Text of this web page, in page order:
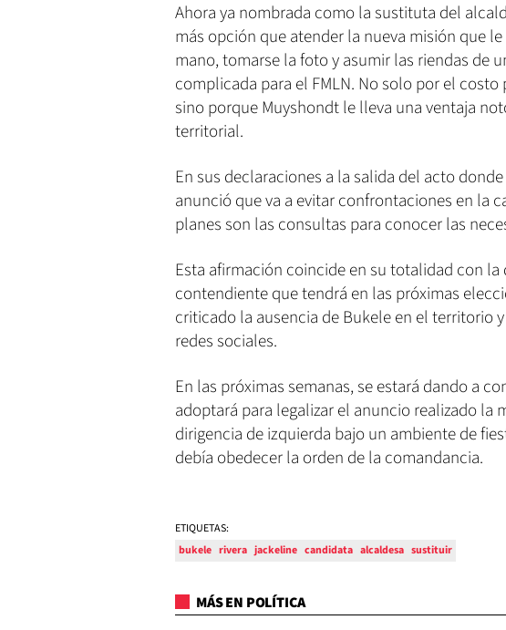
Ahora ya nombrada como la sustituta del
más opción que atender la nueva misión que
mano, tomarse la foto y asumir las riendas de
complicada para el FMLN. No solo por el
sino porque Muyshondt le lleva una ventaja
territorial.
En sus declaraciones a la salida del acto
anunció que va a evitar confrontaciones en la
planes son las consultas para conocer las
Esta afirmación coincide en su totalidad con
contendiente que tendrá en las próximas
criticado la ausencia de Bukele en el territorio
redes sociales.
En las próximas semanas, se estará dando a
adoptará para legalizar el anuncio realizado la
dirigencia de izquierda bajo un ambiente de
debía obedecer la orden de la comandancia.
ETIQUETAS:
bukele rivera jackeline candidata alcaldesa sustituir
MÁS EN POLÍTICA